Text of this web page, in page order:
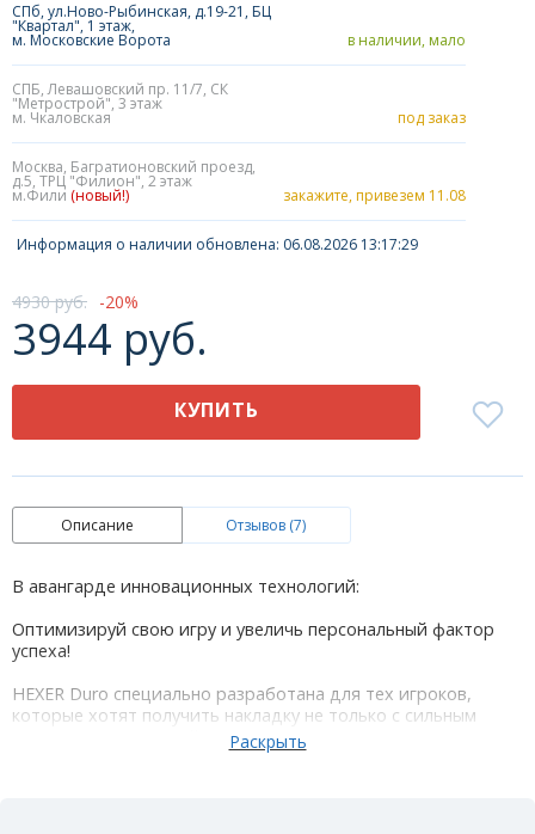
СПб, ул.Ново-Рыбинская, д.19-21, БЦ
"Квартал", 1 этаж,
м. Московские Ворота в наличии, мало
СПБ, Левашовский пр. 11/7, СК
"Метрострой", 3 этаж
м. Чкаловская под заказ
Москва, Багратионовский проезд,
д.5, ТРЦ "Филион", 2 этаж
м.Фили (новый!) закажите, привезем 11.08
Информация о наличии обновлена: 06.08.2026 13:17:29
4930 руб. 20
3944 руб.
КУПИТЬ
Описание Отзывов (7)
В авангарде инновационных технологий:
Оптимизируй свою игру и увеличь персональный фактор
успеха!
HEXER Duro специально разработана для тех игроков,
которые хотят получить накладку не только с сильным
вращением и высокой скоростью, но и с увеличенным
сроком службы. Верхний слой изготовленный из 100%